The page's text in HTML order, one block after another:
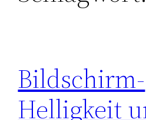
Bildschirm-
Helligkeit